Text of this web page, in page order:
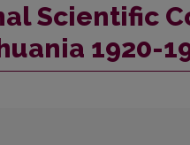
Scientific
1920-